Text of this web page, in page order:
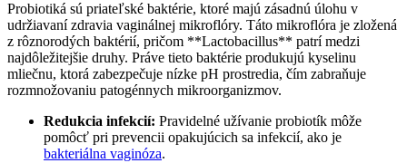
Probiotiká sú priateľské baktérie, ktoré majú zásadnú úlohu v
udržiavaní zdravia vaginálnej mikroflóry. Táto mikroflóra je zložená
z rôznorodých baktérií, pričom **Lactobacillus** patrí medzi
najdôležitejšie druhy. Práve tieto baktérie produkujú kyselinu
mliečnu, ktorá zabezpečuje nízke pH prostredia, čím zabraňuje
rozmnožovaniu patogénnych mikroorganizmov.
Redukcia infekcií: Pravidelné užívanie probiotík môže
pomôcť pri prevencii opakujúcich sa infekcií, ako je
bakteriálna vaginóza.